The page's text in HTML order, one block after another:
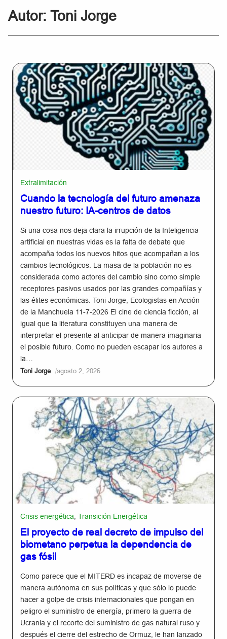
Autor: Toni Jorge
Extralimitación
Cuando la tecnología del futuro amenaza
nuestro futuro: IA-centros de datos
Si una cosa nos deja clara la irrupción de la Inteligencia
artificial en nuestras vidas es la falta de debate que
acompaña todos los nuevos hitos que acompañan a los
cambios tecnológicos. La masa de la población no es
considerada como actores del cambio sino como simple
receptores pasivos usados por las grandes compañías y
las élites económicas. Toni Jorge, Ecologistas en Acción
de la Manchuela 11-7-2026 El cine de ciencia ficción, al
igual que la literatura constituyen una manera de
interpretar el presente al anticipar de manera imaginaria
el posible futuro. Como no pueden escapar los autores a
la…
Toni Jorge /agosto 2, 2026
Crisis energética Transición Energética
El proyecto de real decreto de impulso del
biometano perpetua la dependencia de
gas fósil
Como parece que el MITERD es incapaz de moverse de
manera autónoma en sus políticas y que sólo lo puede
hacer a golpe de crisis internacionales que pongan en
peligro el suministro de energía, primero la guerra de
Ucrania y el recorte del suministro de gas natural ruso y
después el cierre del estrecho de Ormuz, le han lanzado